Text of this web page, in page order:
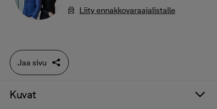
Liity ennakkovaraajalistalle
Jaa sivu
Kuvat